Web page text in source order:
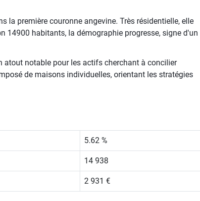
la première couronne angevine. Très résidentielle, elle
14900 habitants, la démographie progresse, signe d'un
atout notable pour les actifs cherchant à concilier
de maisons individuelles, orientant les stratégies
5.62 %
14 938
2 931 €